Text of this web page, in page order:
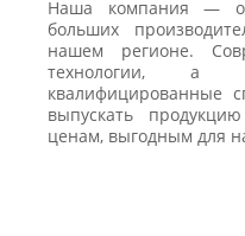
Наша компания —
больших
нашем регионе.
технологии, а
квалифицированные
выпускать
ценам, выгодным для